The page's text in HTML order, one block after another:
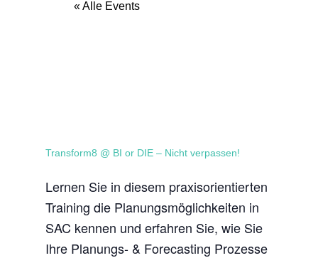
« Alle Events
Transform8 @ BI or DIE – Nicht verpassen!
Lernen Sie in diesem praxisorientierten
Training die Planungsmöglichkeiten in
SAC kennen und erfahren Sie, wie Sie
Ihre Planungs- & Forecasting Prozesse